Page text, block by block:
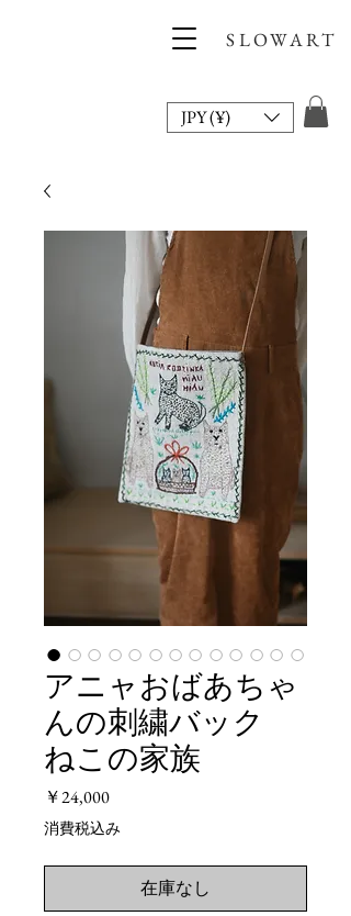
SLOWART
JPY (¥)
アニャおばあちゃ
んの刺繍バック
ねこの家族
￥24,000価
格
消費税込み
在庫なし